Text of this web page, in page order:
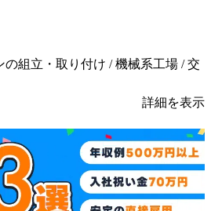
の組立・取り付け / 機械系工場 / 交
詳細を表示